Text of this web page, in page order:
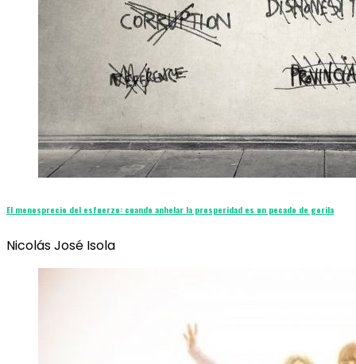
El menosprecio del esfuerzo: cuando anhelar la prosperidad es un pecado de gorila
Nicolás José Isola